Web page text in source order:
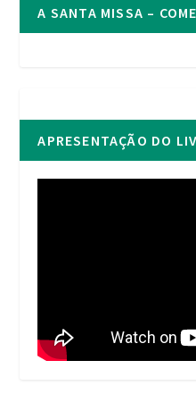
A SANTA MISSA –
APRESENTAÇÃO DO